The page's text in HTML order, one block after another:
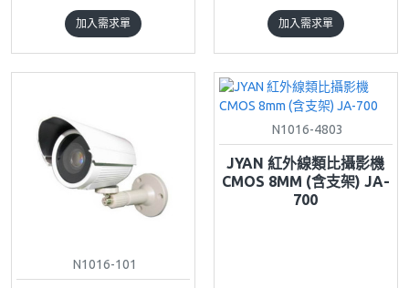
加入需求單 加入需求單
N1016-101
N1016-4803
JYAN 紅外線類比攝影機
CMOS 8MM (含支架) JA-
700